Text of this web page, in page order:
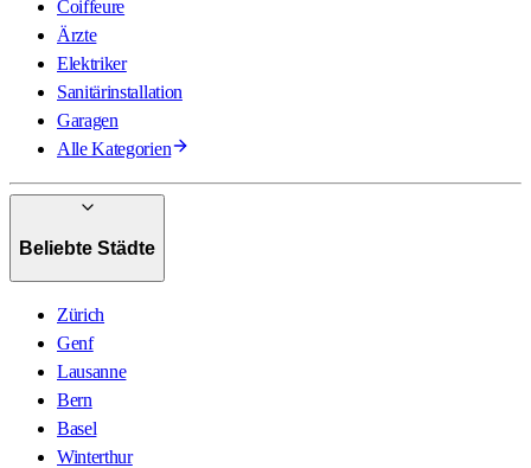
Coiffeure
Ärzte
Elektriker
Sanitärinstallation
Garagen
Alle Kategorien
Beliebte Städte
Zürich
Genf
Lausanne
Bern
Basel
Winterthur